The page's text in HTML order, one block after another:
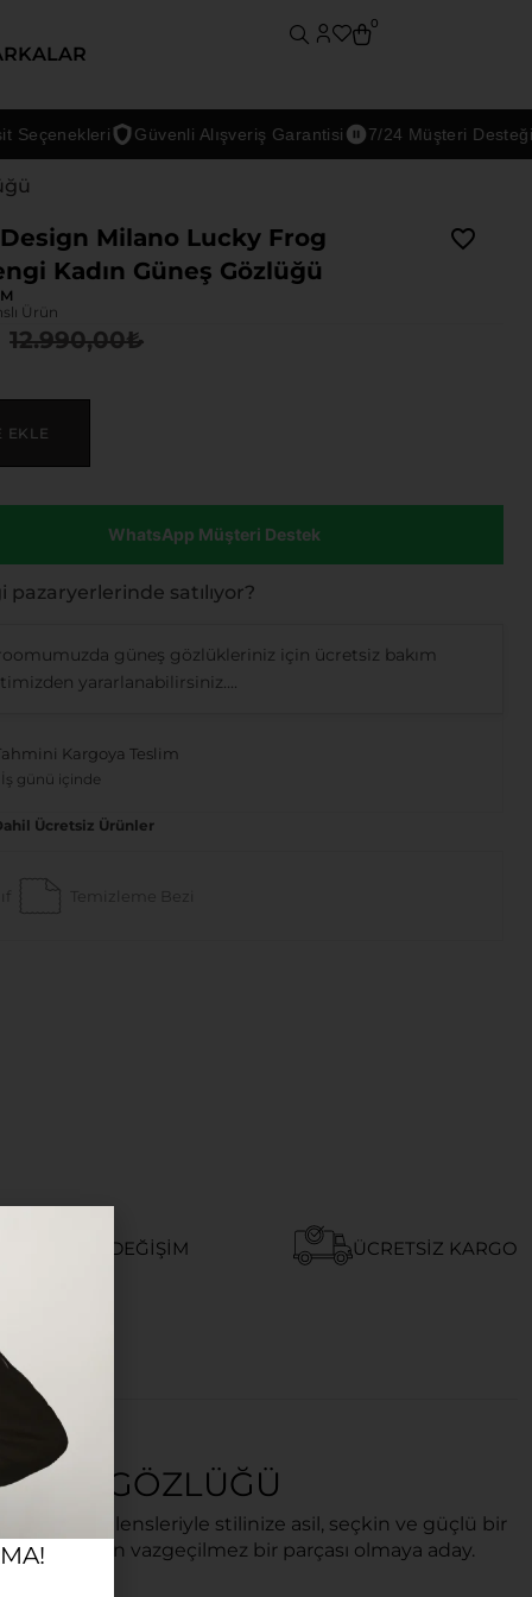
0
Güvenli Alışveriş Garantisi 7/24 Müşteri Desteği
Milano Lucky Frog
Kadın Güneş Gözlüğü
Ürün
12.990,00₺
EKLE
WhatsApp Müşteri Destek
pazaryerlerinde satılıyor?
güneş gözlükleriniz için ücretsiz bakım
yararlanabilirsiniz....
Kargoya Teslim
İş günü içinde
Ücretsiz Ürünler
Temizleme Bezi
İADE VE DEĞIŞIM ÜCRETSIZ KARGO
GÖZLÜĞÜ
koruyucu lensleriyle stilinize asil, seçkin ve güçlü bir
vazgeçilmez bir parçası olmaya aday.